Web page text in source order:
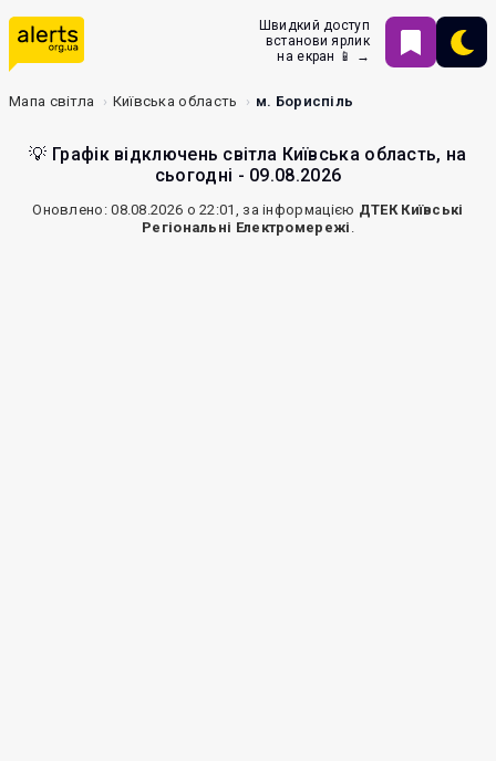
Швидкий доступ
встанови ярлик
на екран 📱 →
Мапа світла Київська область м. Бориспіль
💡 Графік відключень світла Київська область, на
сьогодні - 09.08.2026
Оновлено: 08.08.2026 о 22:01, за інформацією ДТЕК Київські
Регіональні Електромережі .